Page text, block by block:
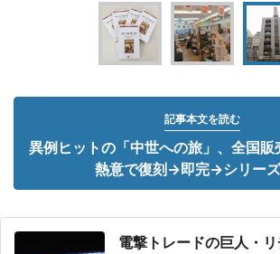
記事本文を読む
異例ヒットの「中世への旅」、全国
熱意で復刻→即完→シリー
電撃トレードの巨人・